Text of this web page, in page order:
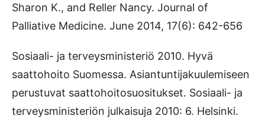
Sharon K., and Reller Nancy. Journal of
Palliative Medicine. June 2014, 17(6): 642-656
Sosiaali- ja terveysministeriö 2010. Hyvä
saattohoito Suomessa. Asiantuntijakuulemiseen
perustuvat saattohoitosuositukset. Sosiaali- ja
terveysministeriön julkaisuja 2010: 6. Helsinki.